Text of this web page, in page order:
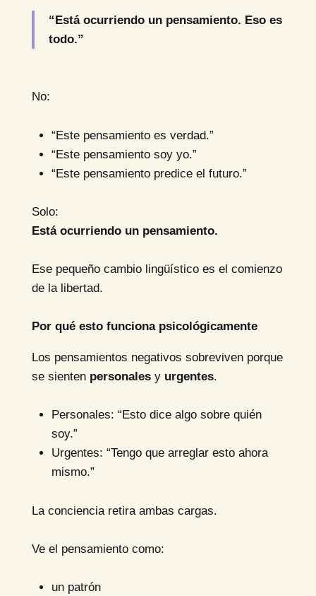
“Está ocurriendo un pensamiento. Eso es
todo.”
No:
“Este pensamiento es verdad.”
“Este pensamiento soy yo.”
“Este pensamiento predice el futuro.”
Solo:
Está ocurriendo un pensamiento.
Ese pequeño cambio lingüístico es el comienzo
de la libertad.
Por qué esto funciona psicológicamente
Los pensamientos negativos sobreviven porque
se sienten personalesy urgentes.
Personales: “Esto dice algo sobre quién
soy.”
Urgentes: “Tengo que arreglar esto ahora
mismo.”
La conciencia retira ambas cargas.
Ve el pensamiento como:
un patrón